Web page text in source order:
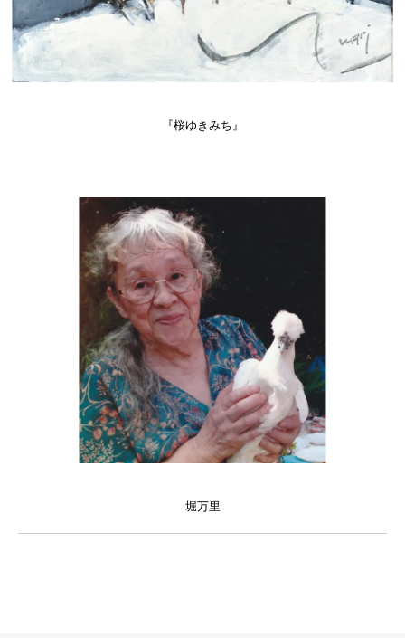
『桜ゆきみち』
堀万里